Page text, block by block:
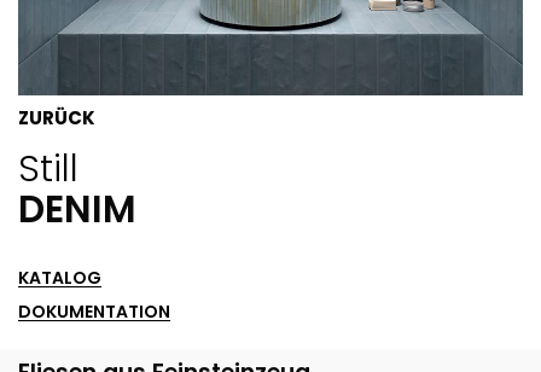
ZURÜCK
Still
DENIM
KATALOG
DOKUMENTATION